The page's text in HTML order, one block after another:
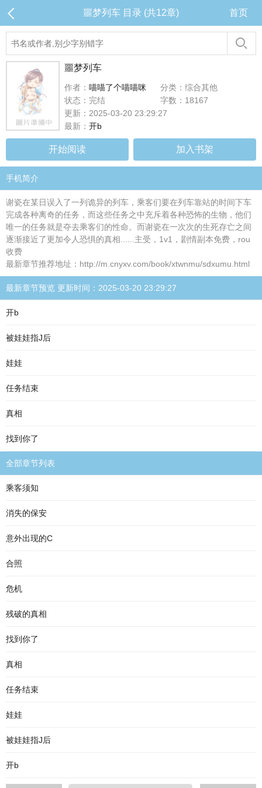
噩梦列车 目录 (共12章) 首页
噩梦列车
作者： 喵喵了个喵喵咪
分类：综合其他
状态：完结
字数：18167
更新：2025-03-20 23:29:27
最新： 开b
开始阅读 加入书架
手机简介
谢瓷在某日误入了一列诡异的列车，乘客们要在列车靠站的时间下车
完成各种离奇的任务，而这些任务之中充斥着各种恐怖的生物，他们
唯一的任务就是夺去乘客们的性命。而谢瓷在一次次的生死存亡之间
逐渐接近了更加令人恐惧的真相......主受，1v1，剧情副本免费，rou
收费
最新章节推荐地址：http://m.cnyxv.com/book/xtwnmu/sdxumu.html
最新章节预览 更新时间：2025-03-20 23:29:27
开b
被娃娃指J后
娃娃
任务结束
真相
找到你了
全部章节列表
乘客须知
消失的保安
意外出现的C
合照
危机
残破的真相
找到你了
真相
任务结束
娃娃
被娃娃指J后
开b